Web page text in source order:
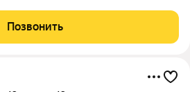
виды на холмы и нетронутую
Позвонить